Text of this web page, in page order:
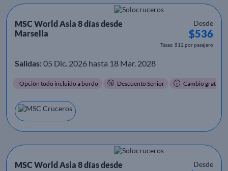
MSC World Asia 8 días desde
Marsella
Desde
$536
Tasas: $12 por pasajero
Salidas: 05 Dic. 2026 hasta 18 Mar. 2028
Opción todo incluido a bordo Descuento Senior Cambio gratis
MSC World Asia 8 días desde
Desde